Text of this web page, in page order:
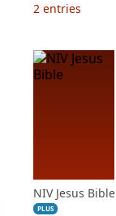
2 entries
NIV Jesus Bible
PLUS